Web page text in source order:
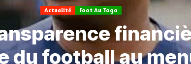
Actualité Foot Au Togo
du football au